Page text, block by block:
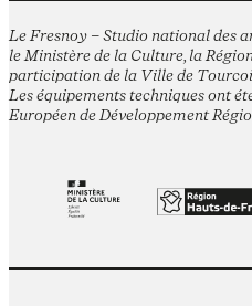
Le Fresnoy – Studio national des
le Ministère de la Culture, la
participation de la Ville de
Les équipements techniques ont
Européen de Développement